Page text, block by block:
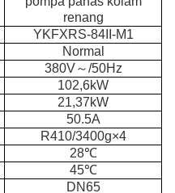
renang
YKFXRS-84II-M1
Normal
380V～/50Hz
102,6kW
21,37kW
50.5A
R410/3400g×4
28℃
45℃
DN65